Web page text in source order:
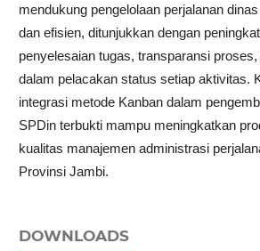
mendukung pengelolaan perjalanan
dan efisien, ditunjukkan dengan
penyelesaian tugas, transparansi
dalam pelacakan status setiap aktivitas.
integrasi metode Kanban dalam
SPDin terbukti mampu meningkatkan
kualitas manajemen administrasi
Provinsi Jambi.
DOWNLOADS